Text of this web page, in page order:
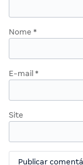
Nome *
E-mail *
Site